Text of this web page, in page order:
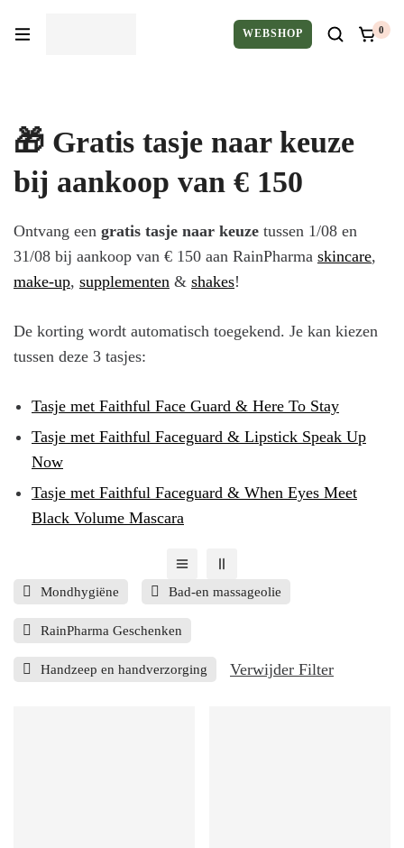
WEBSHOP 0
🎁 Gratis tasje naar keuze
bij aankoop van € 150
Ontvang een gratis tasje naar keuze tussen 1/08 en
31/08 bij aankoop van € 150 aan RainPharma skincare,
make-up, supplementen & shakes!
De korting wordt automatisch toegekend. Je kan kiezen
tussen deze 3 tasjes:
Tasje met Faithful Face Guard & Here To Stay
Tasje met Faithful Faceguard & Lipstick Speak Up
Now
Tasje met Faithful Faceguard & When Eyes Meet
Black Volume Mascara
Mondhygiëne Bad-en massageolie
RainPharma Geschenken
Handzeep en handverzorging Verwijder Filter